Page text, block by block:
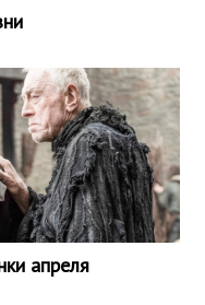
апреля